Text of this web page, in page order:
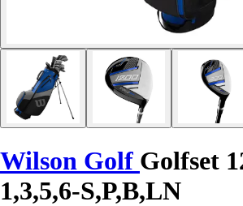
Wilson Golf Golfset
1,3,5,6-S,P,B,LN